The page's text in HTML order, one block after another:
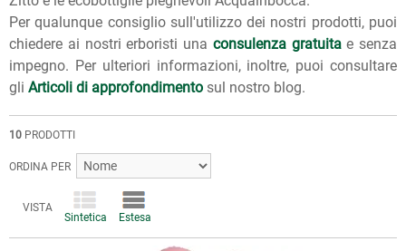
Per qualunque consiglio sull'utilizzo dei nostri prodotti, puoi
chiedere ai nostri erboristi una consulenza gratuitae senza
impegno. Per ulteriori informazioni, inoltre, puoi consultare
gli Articoli di approfondimento sul nostro blog.
10 PRODOTTI
ORDINA PER
VISTA
Sintetica Estesa